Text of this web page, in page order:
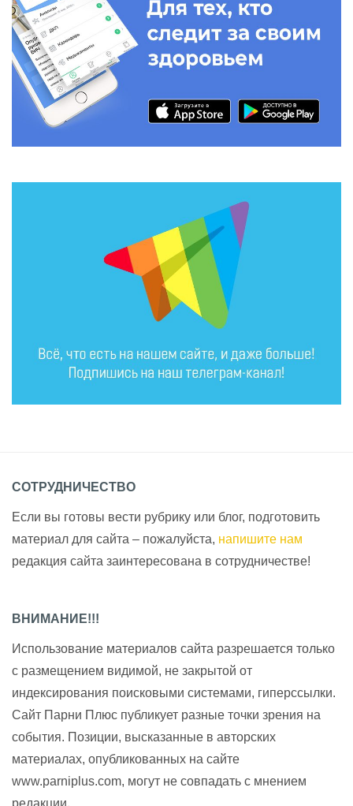
СОТРУДНИЧЕСТВО
Если вы готовы вести рубрику или блог, подготовить
материал для сайта – пожалуйста, напишите нам
редакция сайта заинтересована в сотрудничестве!
ВНИМАНИЕ!!!
Использование материалов сайта разрешается только
с размещением видимой, не закрытой от
индексирования поисковыми системами, гиперссылки.
Сайт Парни Плюс публикует разные точки зрения на
события. Позиции, высказанные в авторских
материалах, опубликованных на сайте
www.parniplus.com, могут не совпадать с мнением